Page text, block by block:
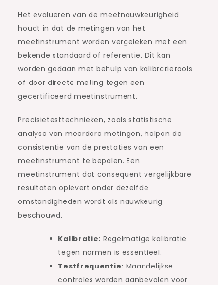
Het evalueren van de meetnauwkeurigheid
houdt in dat de metingen van het
meetinstrument worden vergeleken met een
bekende standaard of referentie. Dit kan
worden gedaan met behulp van kalibratietools
of door directe meting tegen een
gecertificeerd meetinstrument.
Precisietesttechnieken, zoals statistische
analyse van meerdere metingen, helpen de
consistentie van de prestaties van een
meetinstrument te bepalen. Een
meetinstrument dat consequent vergelijkbare
resultaten oplevert onder dezelfde
omstandigheden wordt als nauwkeurig
beschouwd.
Kalibratie: Regelmatige kalibratie
tegen normen is essentieel.
Testfrequentie: Maandelijkse
controles worden aanbevolen voor